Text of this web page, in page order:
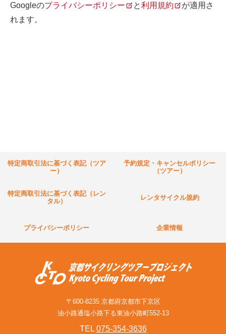
Googleのプライバシーポリシー と利用規約
が適用さ
れます。
特定商取引法に基づく表記（ツア
ー）
予約規定・キャンセルポリシー
（ツアー）
特定商取引法に基づく表記（レン
タル）
レンタサイクル規約
プライバシーポリシー 企業情報
〒600-8235 京都府京都市下京区
油小路通塩小路下る東油小路町552-13
TEL 075-354-3636